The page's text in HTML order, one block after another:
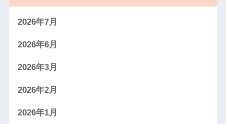
2026年7月
2026年6月
2026年3月
2026年2月
2026年1月